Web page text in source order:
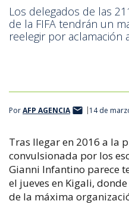
Los delegados de las
de la FIFA tendrán un
reelegir por aclamación
PorAFP AGENCIA 14 de
Tras llegar en 2016 a la
convulsionada por los
Gianni Infantino parece
el jueves en Kigali,
de la máxima